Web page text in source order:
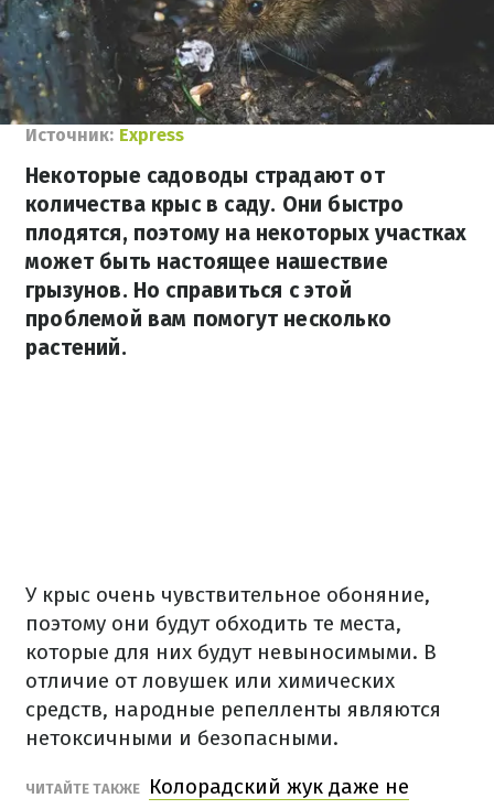
Источник: Express
Некоторые садоводы страдают от
количества крыс в саду. Они быстро
плодятся, поэтому на некоторых участках
может быть настоящее нашествие
грызунов. Но справиться с этой
проблемой вам помогут несколько
растений.
У крыс очень чувствительное обоняние,
поэтому они будут обходить те места,
которые для них будут невыносимыми. В
отличие от ловушек или химических
средств, народные репелленты являются
нетоксичными и безопасными.
ЧИТАЙТЕ ТАКЖЕ
Колорадский жук даже не